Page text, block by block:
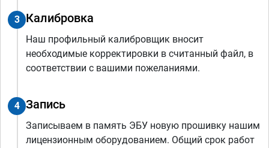
3 Калибровка
Наш профильный калибровщик вносит
необходимые корректировки в считанный файл, в
соответствии с вашими пожеланиями.
4 Запись
Записываем в память ЭБУ новую прошивку нашим
лицензионным оборудованием. Общий срок работ